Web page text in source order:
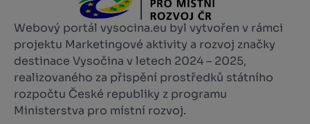
Webový portál vysocina.eu byl vytvořen v rámci
projektu Marketingové aktivity a rozvoj značky
destinace Vysočina v letech 2024 – 2025,
realizovaného za přispění prostředků státního
rozpočtu České republiky z programu
Ministerstva pro místní rozvoj.